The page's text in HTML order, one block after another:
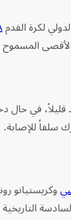
لكرة القدم
قليلاً، في حال
للإصابة.
وكريستيانو